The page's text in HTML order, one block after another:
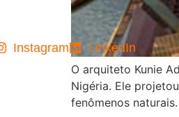
O arquiteto Kunie
Nigéria. Ele
fenômenos
Instagram LinkedIn